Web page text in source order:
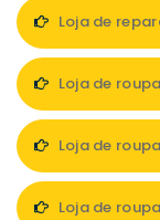
Loja de
Loja de roupa
Loja de
Loja de